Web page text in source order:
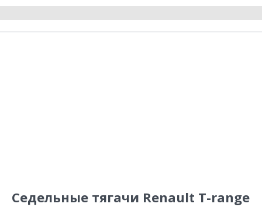
Седельные тягачи Renault T-range